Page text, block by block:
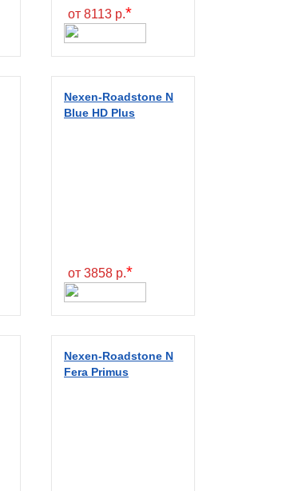
от 8113 р.*
Nexen-Roadstone N
Blue HD Plus
от 3858 р.*
Nexen-Roadstone N
Fera Primus